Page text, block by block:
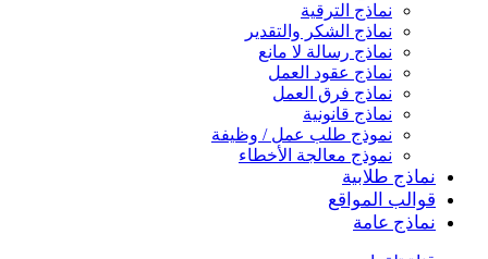
نماذج الترقية
نماذج الشكر والتقدير
نماذج رسالة لا مانع
نماذج عقود العمل
نماذج فرق العمل
نماذج قانونية
نموذج طلب عمل / وظيفة
نموذج معالجة الأخطاء
نماذج طلابية
قوالب المواقع
نماذج عامة